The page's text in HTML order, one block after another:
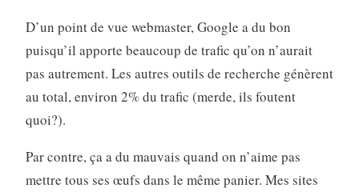
D’un point de vue webmaster, Google a du bon
puisqu’il apporte beaucoup de trafic qu’on n’aurait
pas autrement. Les autres outils de recherche génèrent
au total, environ 2% du trafic (merde, ils foutent
quoi?).
Par contre, ça a du mauvais quand on n’aime pas
mettre tous ses œufs dans le même panier. Mes sites